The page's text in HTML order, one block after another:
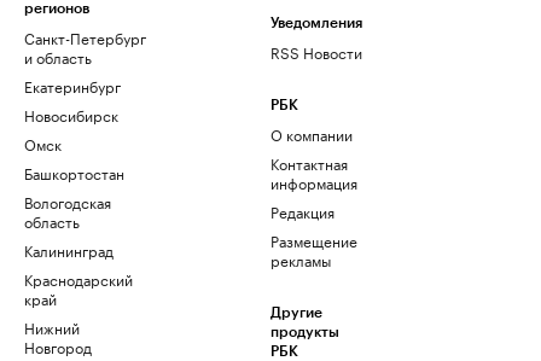
регионов
Санкт-Петербург
и область
Екатеринбург
Новосибирск
Омск
Башкортостан
Вологодская
область
Калининград
Краснодарский
край
Нижний
Новгород
Уведомления
RSS Новости
РБК
О компании
Контактная
информация
Редакция
Размещение
рекламы
Другие
продукты
РБК